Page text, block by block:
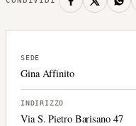
SEDE
Gina Affinito
INDIRIZZO
Via S. Pietro Barisano 47